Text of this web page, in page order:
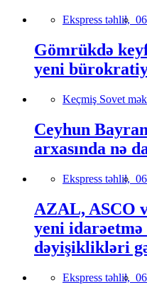
Ekspress təhlil,
Gömrükdə
yeni
Keçmiş Sovet
Ceyhun
arxasında nə
Ekspress təhlil,
AZAL, ASCO
yeni idarəetmə
dəyişiklikləri
Ekspress təhlil,